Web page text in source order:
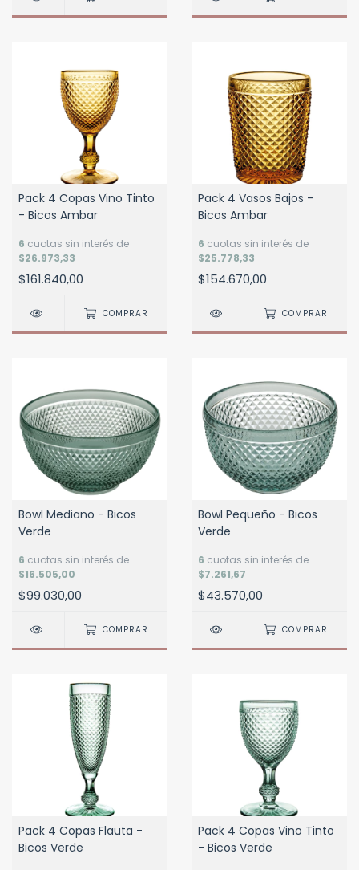
Pack 4 Copas Vino Tinto
- Bicos Ambar
6 cuotas sin interés de
$26.973,33
$161.840,00
COMPRAR
Pack 4 Vasos Bajos -
Bicos Ambar
6 cuotas sin interés de
$25.778,33
$154.670,00
COMPRAR
Bowl Mediano - Bicos
Verde
6 cuotas sin interés de
$16.505,00
$99.030,00
COMPRAR
Bowl Pequeño - Bicos
Verde
6 cuotas sin interés de
$7.261,67
$43.570,00
COMPRAR
Pack 4 Copas Flauta -
Bicos Verde
Pack 4 Copas Vino Tinto
- Bicos Verde